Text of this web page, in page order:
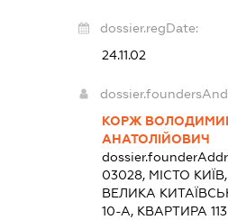
dossier.regDate:
24.11.02
КОРЖ
АНАТОЛІЙОВИЧ
03028, МІСТО
ВЕЛИКА
10-А, КВАРТИРА 113